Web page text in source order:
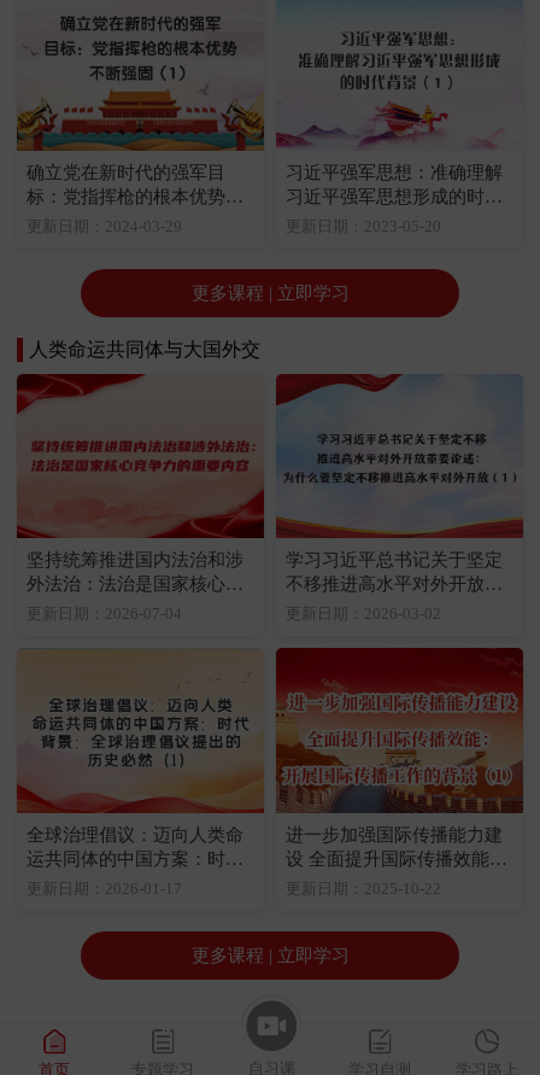
首页 专题学习 自习课 学习自测 学习路上
确立党在新时代的强军目
标：党指挥枪的根本优势不
断强固（1）
更新日期：2024-03-29
习近平强军思想：准确理解
习近平强军思想形成的时代
背景（1）
更新日期：2023-05-20
更多课程 | 立即学习
人类命运共同体与大国外交
坚持统筹推进国内法治和涉
外法治：法治是国家核心竞
争力的重要内容
更新日期：2026-07-04
学习习近平总书记关于坚定
不移推进高水平对外开放重
要论述：为什么要坚定不移
更新日期：2026-03-02
全球治理倡议：迈向人类命
运共同体的中国方案：时代
背景：全球治理倡议提出的
更新日期：2026-01-17
进一步加强国际传播能力建
设 全面提升国际传播效能：
开展国际传播工作的背景
更新日期：2025-10-22
更多课程 | 立即学习